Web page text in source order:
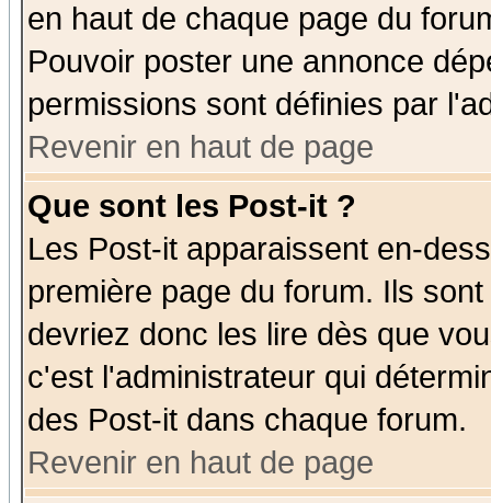
en haut de chaque page du
Pouvoir poster une annonce
permissions sont définies par
Revenir en haut de page
Que sont les Post-it ?
Les Post-it apparaissent en-
première page du forum. Ils
devriez donc les lire dès que
c'est l'administrateur qui
des Post-it dans chaque forum.
Revenir en haut de page